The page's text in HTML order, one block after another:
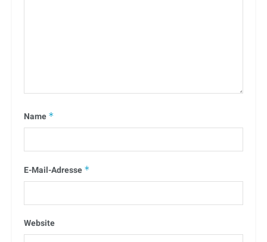
Name *
E-Mail-Adresse *
Website